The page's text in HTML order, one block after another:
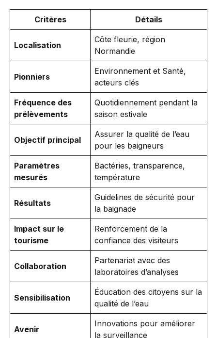
Critères Détails
Localisation
Côte fleurie, région
Normandie
Pionniers
Environnement et Santé,
acteurs clés
Fréquence des
prélèvements
Quotidiennement pendant la
saison estivale
Objectif principal
Assurer la qualité de l’eau
pour les baigneurs
Paramètres
mesurés
Bactéries, transparence,
température
Résultats
Guidelines de sécurité pour
la baignade
Impact sur le
tourisme
Renforcement de la
confiance des visiteurs
Collaboration
Partenariat avec des
laboratoires d’analyses
Sensibilisation
Éducation des citoyens sur la
qualité de l’eau
Avenir
Innovations pour améliorer
la surveillance